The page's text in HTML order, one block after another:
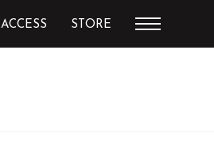
ACCESS STORE